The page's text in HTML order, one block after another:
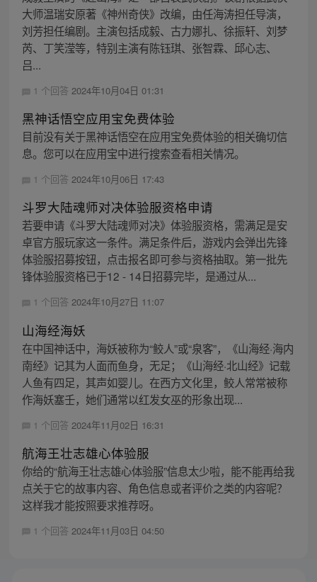
大师温瑞安原著《神州奇侠》改编，由任海涛担任导演，
刘芳担任编剧。主演包括成毅、古力娜扎、徐振轩、刘梦
芮、丁笑滢等，特别主演有陈钰琪、张智霖、邱心志、
吕...
1 个回答 2024年10月04日 01:31
黑神话悟空应用宝免费体验
目前没有关于黑神话悟空在应用宝免费体验的相关确切信
息。您可以在应用宝中进行搜索查看相关情况。
1 个回答 2024年10月06日 17:43
斗罗大陆魂师对决体验服资格申请
若要申请《斗罗大陆魂师对决》体验服资格，需满足是安
卓官方服玩家这一条件。满足条件后，游戏内会弹出先锋
体验服招募按钮，点击报名即可参与资格抽取。第一批先
锋体验服资格已于12 - 14日招募完毕，是通过从...
1 个回答 2024年10月27日 11:07
山海经海妖
在中国神话中，海妖被称为“鲛人”或“泉客”，《山海经·海内
南经》记其为人面而鱼身，无足；《山海经·北山经》记载
人鱼有四足，其声如婴儿。在西方文化里，鲛人常常被称
作海妖塞壬，她们通常以红发女巫的形象出现...
1 个回答 2024年11月02日 16:31
航海王壮志雄心体验服
你给的“航海王壮志雄心体验服”信息太少啦，能不能再给我
点关于它的故事内容、角色信息或者评价之类的内容呢？
这样我才能按照要求推荐呀。
1 个回答 2024年11月03日 04:50